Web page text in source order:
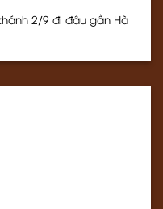
2/9 đi đâu gần Hà